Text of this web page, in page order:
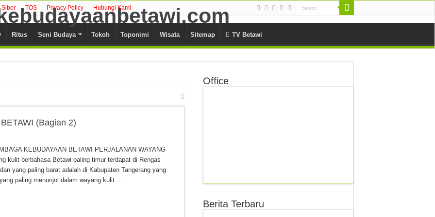
Siber TOS Privacy Policy Hubungi Kami
Ritus Seni Budaya Tokoh Toponimi Wisata Sitemap TV Betawi
(Bagian 2)
KEBUDAYAAN BETAWI PERJALANAN WAYANG
kulit berbahasa Betawi paling timur terdapat di Rengas
yang paling barat adalah di Kabupaten Tangerang yang
paling menonjol dalam wayang kulit …
Office
Berita Terbaru